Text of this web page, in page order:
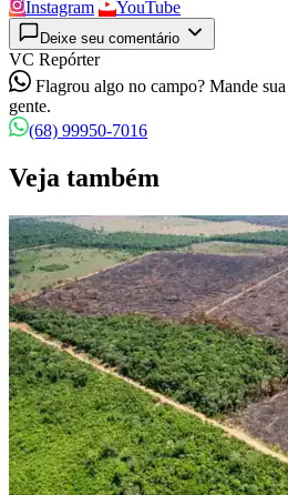
Instagram
YouTube
Deixe seu comentário
VC Repórter
Flagrou algo no campo? Mande
gente.
(68) 99950-7016
Veja também